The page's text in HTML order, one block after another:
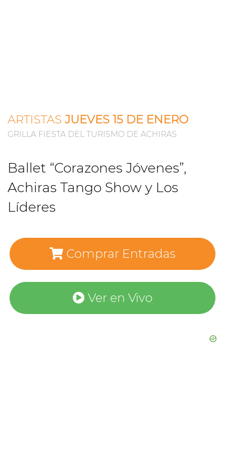
ARTISTAS JUEVES 15 DE ENERO
GRILLA FIESTA DEL TURISMO DE ACHIRAS
Ballet “Corazones Jóvenes”,
Achiras Tango Show y Los
Líderes
Comprar Entradas
Ver en Vivo